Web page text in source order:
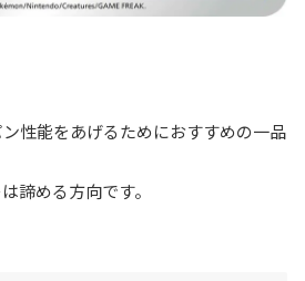
性能をあげるためにおすすめの一品
諦める方向です。